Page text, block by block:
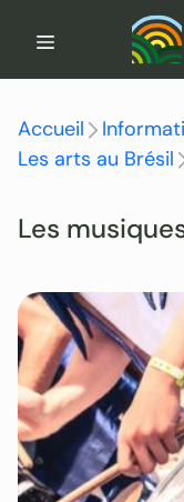
Les
Accueil
Les arts au Brésil